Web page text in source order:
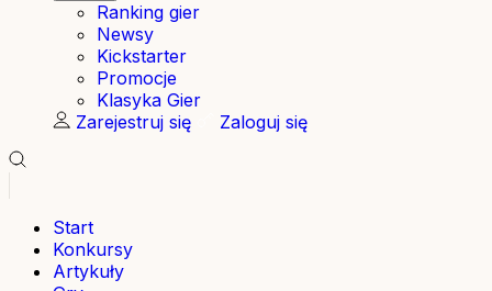
Ranking gier
Newsy
Kickstarter
Promocje
Klasyka Gier
Zarejestruj się
Zaloguj się
Start
Konkursy
Artykuły